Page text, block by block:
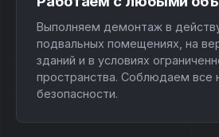
Выполняем демонтаж в
подвальных помещениях, на
зданий и в условиях
пространства. Соблюдаем все
безопасности.